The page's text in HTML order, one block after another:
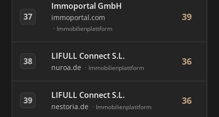
37
Immoportal GmbH
immoportal.com
Immobilienplattform
39
38 LIFULL Connect S.L.
nuroa.de Immobilienplattform
36
39 LIFULL Connect S.L.
nestoria.de Immobilienplattform
36